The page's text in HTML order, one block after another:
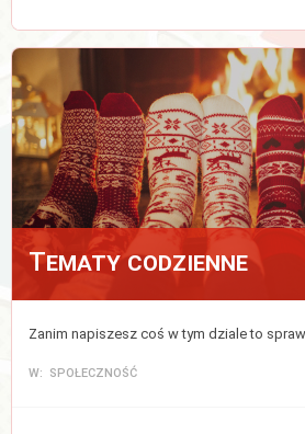
Tematy codzienne
W: SPOŁECZNOŚĆ